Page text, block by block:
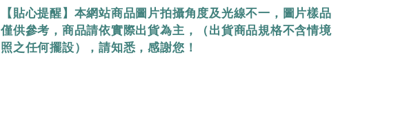
【貼心提醒】本網站商品圖片拍攝角度及光線不一，圖片樣品
僅供參考，商品請依實際出貨為主，（出貨商品規格不含情境
照之任何擺設），請知悉，感謝您！